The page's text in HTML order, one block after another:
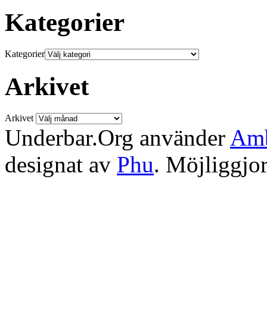
Kategorier
Kategorier
Arkivet
Arkivet
Underbar.Org använder
designat av Phu.